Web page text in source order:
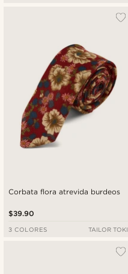
Corbata flora atrevida burdeos
$39.90
3 COLORES TAILOR TOKI